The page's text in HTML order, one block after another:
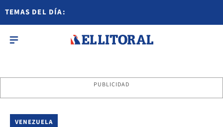
TEMAS DEL DÍA:
PUBLICIDAD
VENEZUELA